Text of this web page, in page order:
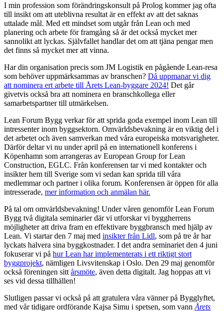
I min profession som förändringskonsult på Prolog kommer jag ofta
till insikt om att uteblivna resultat är en effekt av att det saknas
uttalade mål. Med ett mindset som utgår från Lean och med
planering och arbete för framgång så är det också mycket mer
sannolikt att lyckas. Självfallet handlar det om att tjäna pengar men
det finns så mycket mer att vinna.
Har din organisation precis som JM Logistik en pågående Lean-resa
som behöver uppmärksammas av branschen? Då uppmanar vi dig
att nominera ert arbete till Årets Lean-byggare 2024! Det går
givetvis också bra att nominera en branschkollega eller
samarbetspartner till utmärkelsen.
Lean Forum Bygg verkar för att sprida goda exempel inom Lean till
intressenter inom byggsektorn. Omvärldsbevakning är en viktig del i
det arbetet och även samverkan med våra europeiska motsvarigheter.
Därför deltar vi nu under april på en internationell konferens i
Köpenhamn som arrangeras av European Group for Lean
Construction, EGLC. Från konferensen tar vi med kontakter och
insikter hem till Sverige som vi sedan kan sprida till våra
medlemmar och partner i olika forum. Konferensen är öppen för alla
intresserade, mer information och anmälan här.
På tal om omvärldsbevakning! Under våren genomför Lean Forum
Bygg två digitala seminarier där vi utforskar vi byggherrens
möjligheter att driva fram en effektivare byggbransch med hjälp av
Lean. Vi startar den 7 maj med insikter från Lidl, som på tre år har
lyckats halvera sina byggkostnader. I det andra seminariet den 4 juni
fokuserar vi på hur Lean har implementerats i ett riktigt stort
byggprojekt, nämligen Livsvitenskap i Oslo. Den 29 maj genomför
också föreningen sitt årsmöte, även detta digitalt. Jag hoppas att vi
ses vid dessa tillhällen!
Slutligen passar vi också på att gratulera våra vänner på Bygglyftet,
med vår tidigare ordförande Kajsa Simu i spetsen, som vann Årets